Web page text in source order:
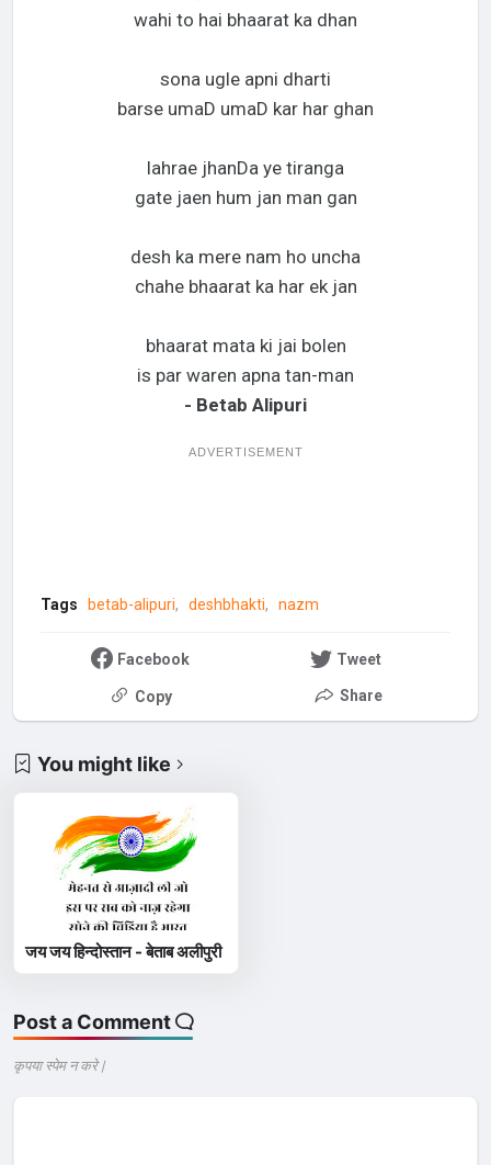
wahi to hai bhaarat ka dhan
sona ugle apni dharti
barse umaD umaD kar har ghan
lahrae jhanDa ye tiranga
gate jaen hum jan man gan
desh ka mere nam ho uncha
chahe bhaarat ka har ek jan
bhaarat mata ki jai bolen
is par waren apna tan-man
- Betab Alipuri
ADVERTISEMENT
Tags betab-alipuri deshbhakti nazm
Facebook Tweet
Copy Share
You might like
जय जय हिन्दोस्तान - बेताब अलीपुरी
Post a Comment
कृपया स्पेम न करे |